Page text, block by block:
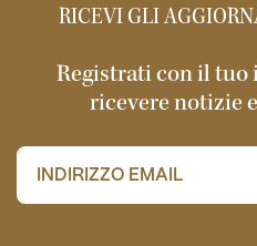
RICEVI GLI
Registrati con il
ricevere notizie